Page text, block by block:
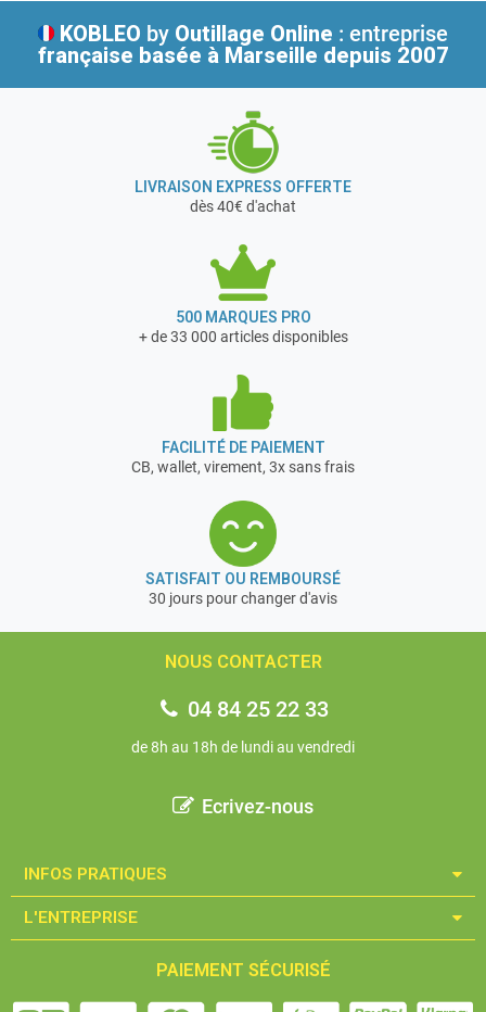
KOBLEO by Outillage Online : entreprise
française basée à Marseille depuis 2007
LIVRAISON EXPRESS OFFERTE
dès 40€ d'achat
500 MARQUES PRO
+ de 33 000 articles disponibles
FACILITÉ DE PAIEMENT
CB, wallet, virement, 3x sans frais
SATISFAIT OU REMBOURSÉ
30 jours pour changer d'avis
NOUS CONTACTER
04 84 25 22 33
de 8h au 18h de lundi au vendredi
Ecrivez-nous
INFOS PRATIQUES​
L'ENTREPRISE​
PAIEMENT SÉCURISÉ